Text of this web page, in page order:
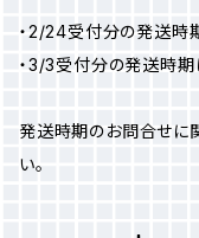
・2/24受付分の発送時
・3/3受付分の発送時
発送時期のお問合せに
い。